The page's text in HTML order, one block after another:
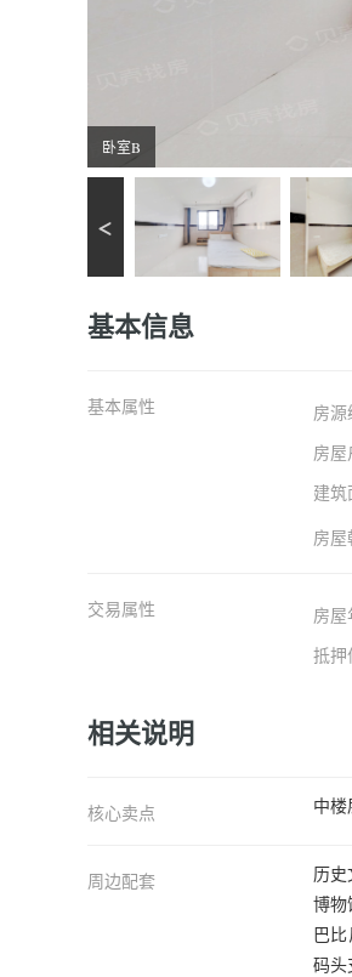
卧室B
基本信息
基本属性
房源
房屋
建筑
房屋
交易属性
房屋
抵押
相关说明
核心卖点 中
周边配套
历
博物
巴
码头